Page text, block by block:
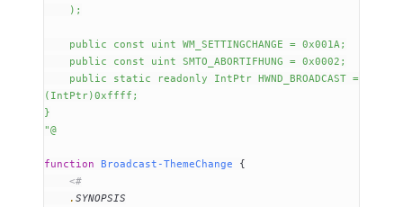
    );
    public const uint WM_SETTINGCHANGE = 0x001A;
    public const uint SMTO_ABORTIFHUNG = 0x0002;
(IntPtr)0xffff;
}
"@
function Broadcast-ThemeChange {
    <#
    .
SYNOPSIS